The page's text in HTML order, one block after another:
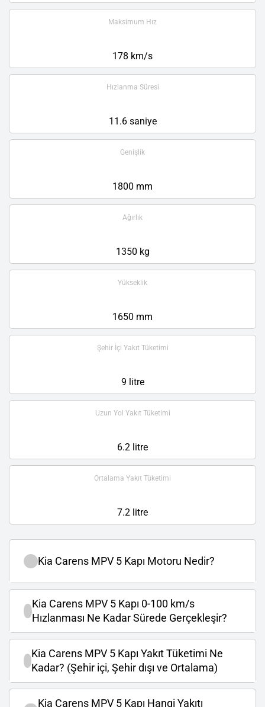
Maksimum Hız
178 km/s
Hızlanma Süresi
11.6 saniye
Genişlik
1800 mm
Ağırlık
1350 kg
Yükseklik
1650 mm
Şehir İçi Yakıt Tüketimi
9 litre
Uzun Yol Yakıt Tüketimi
6.2 litre
Ortalama Yakıt Tüketimi
7.2 litre
Kia Carens MPV 5 Kapı Motoru Nedir?
Kia Carens MPV 5 Kapı 0-100 km/s
Hızlanması Ne Kadar Sürede Gerçekleşir?
Kia Carens MPV 5 Kapı Yakıt Tüketimi Ne
Kadar? (Şehir içi, Şehir dışı ve Ortalama)
Kia Carens MPV 5 Kapı Hangi Yakıtı